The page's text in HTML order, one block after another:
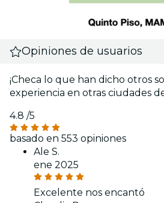
Opiniones de usuarios
¡Checa lo que han dicho otros
experiencia en otras ciudades
4.8 /5
basado en 553 opiniones
Ale S.
ene 2025
Excelente nos encantó